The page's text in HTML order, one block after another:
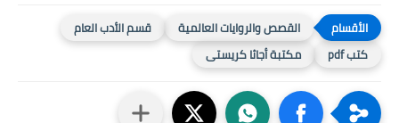
القصص والروايات العالمية
قسم الأدب العام
كتب pdf
مكتبة أجاثا كريستى